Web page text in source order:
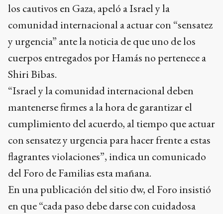
los cautivos en Gaza, apeló a Israel y la
comunidad internacional a actuar con “sensatez
y urgencia” ante la noticia de que uno de los
cuerpos entregados por Hamás no pertenece a
Shiri Bibas.
“Israel y la comunidad internacional deben
mantenerse firmes a la hora de garantizar el
cumplimiento del acuerdo, al tiempo que actuar
con sensatez y urgencia para hacer frente a estas
flagrantes violaciones”, indica un comunicado
del Foro de Familias esta mañana.
En una publicación del sitio dw, el Foro insistió
en que “cada paso debe darse con cuidadosa